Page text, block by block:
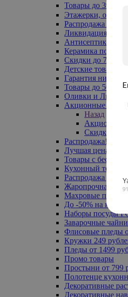
Товары до 399₽
Этажерки,
Распродажа
Ликвидация до -
Антисептики
Керамика по 129
Скидки до 70%
Детские товары
Гарантия низкой
Товары до 500 руб
Оливки и Лимоны
Акционные
Назад
Акционные
Скидка 20%
Распродажа!
Лучшая цена
Товары с
Кухонный текстиль
Распродажа до -
Жаропрочная
Махровые
До -50% на ковры
Наборы посуды
Заварочные
Флисовые пледы
Кружки 249
Пледы от 1499
Промо товары
Простыни от 799
Полотенце
Декоративные
Декоративные